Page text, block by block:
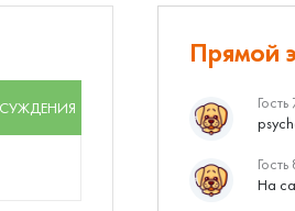
Прямой